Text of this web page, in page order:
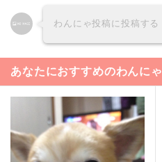
わんにゃ投稿に投稿する
あなたにおすすめのわんにゃ